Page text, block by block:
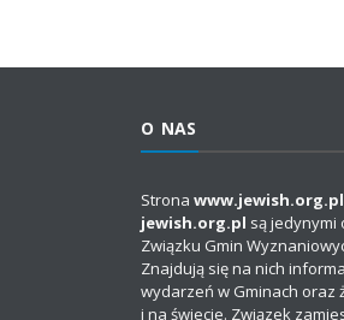
O NAS
Strona www.jewish.org.pl
jewish.org.pl są jedynymi
Związku Gmin
Znajdują się na nich
wydarzeń w Gminach oraz
i na świecie. Związek